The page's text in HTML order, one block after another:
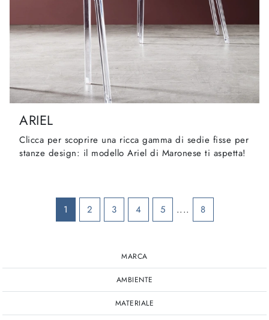
MARCA
AMBIENTE
MATERIALE
ARIEL
Clicca per scoprire una ricca gamma di sedie fisse per
stanze design: il modello Ariel di Maronese ti aspetta!
1 2 3 4 5 .... 8